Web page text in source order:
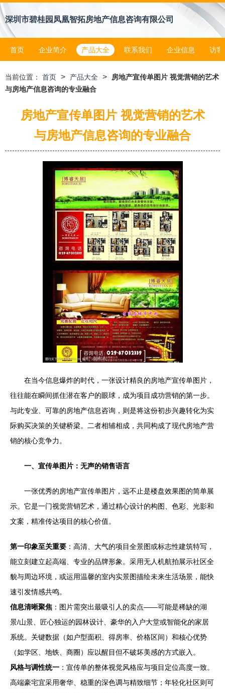
深圳市碧桂园凤凰智拓房地产信息咨询有限公司
首页 企业简介 产品大全 联系我们 企业信息 访客
当前位置： 首页 > 产品大全 >
房地产宣传单图片 视觉营销的艺术
与房地产信息咨询的专业融合
房地产宣传单图片 视觉营销的艺术
与房地产信息咨询的专业融合
在当今信息爆炸的时代，一张设计精良的房地产宣传单图片，
往往能在瞬间抓住潜在客户的眼球，成为项目成功营销的第一步。
与此专业、可靠的房地产信息咨询，则是将这份初步兴趣转化为实
际购买决策的关键桥梁。二者相辅相成，共同构成了现代房地产营
销的核心竞争力。
一、宣传单图片：无声的销售语言
一张优秀的房地产宣传单图片，远不止是楼盘效果图的简单展
示。它是一门视觉营销艺术，通过精心设计的构图、色彩、光影和
文案，精准传达项目的核心价值。
第一印象至关重要 ：高清、大气的项目全景图或标志性建筑特写，
能立刻建立起高端、专业的品牌形象。采用无人机航拍展示社区全
貌与周边环境，或运用温馨的室内实景图描绘未来生活场景，能快
速引发情感共鸣。
信息清晰聚焦 ：图片需突出最吸引人的卖点——可能是稀缺的湖
景/山景、匠心独运的园林设计、豪华的入户大堂或智能化的家居
系统。关键数据（如户型面积、得房率、价格区间）和核心优势
（如学区、地铁、商圈）应以醒目但不破坏美感的方式嵌入。
风格与调性统一 ：宣传单的整体视觉风格应与项目定位高度一致。
高端豪宅宜采用奢华、稳重的深色调与精致细节；年轻化社区则可